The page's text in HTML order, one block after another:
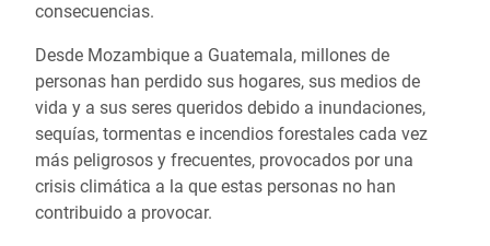
consecuencias.
Desde Mozambique a Guatemala, millones de
personas han perdido sus hogares, sus medios de
vida y a sus seres queridos debido a inundaciones,
sequías, tormentas e incendios forestales cada vez
más peligrosos y frecuentes, provocados por una
crisis climática a la que estas personas no han
contribuido a provocar.